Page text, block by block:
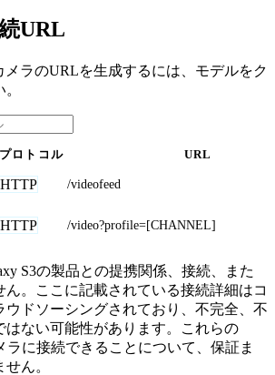
URL
メラのURLを生成するには、モデルをク
プロトコル URL
HTTP /videofeed
HTTP /video?profile=[CHANNEL]
S3の製品との提携関係、接続、また
ん。ここに記載されている接続詳細はコ
ウドソーシングされており、不完全、不
はない可能性があります。これらの
に接続できることについて、保証ま
ん。